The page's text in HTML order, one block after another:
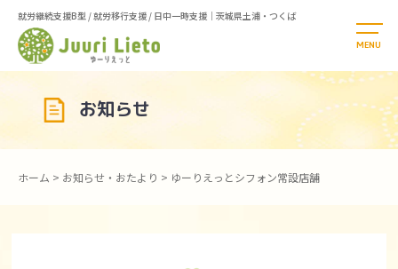
就労継続支援B型 / 就労移行支援 / 日中一時支援｜茨城県土浦・つくば
お知らせ
ホーム > お知らせ・おたより > ゆーりえっとシフォン常設店舗